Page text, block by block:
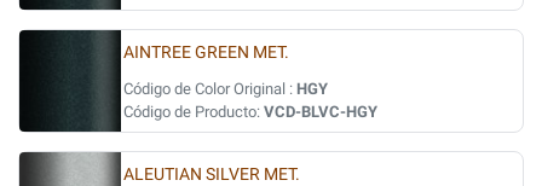
AINTREE GREEN MET.
Código de Color Original : HGY
Código de Producto: VCD-BLVC-HGY
ALEUTIAN SILVER MET.